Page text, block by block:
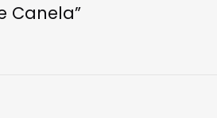
Canela”